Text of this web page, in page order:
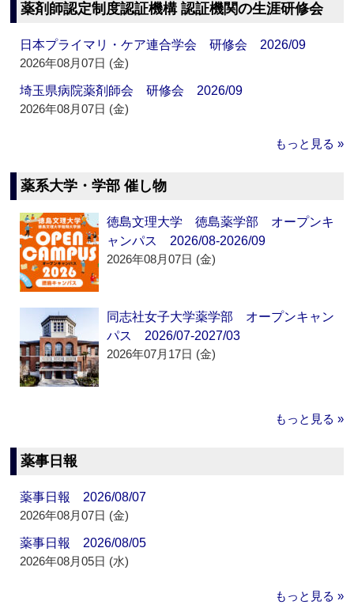
薬剤師認定制度認証機構 認証機関の生涯研修会
日本プライマリ・ケア連合学会 研修会 2026/09
2026年08月07日 (金)
埼玉県病院薬剤師会 研修会 2026/09
2026年08月07日 (金)
もっと見る »
薬系大学・学部 催し物
徳島文理大学 徳島薬学部 オープンキ
ャンパス 2026/08-2026/09
2026年08月07日 (金)
同志社女子大学薬学部 オープンキャン
パス 2026/07-2027/03
2026年07月17日 (金)
もっと見る »
薬事日報
薬事日報 2026/08/07
2026年08月07日 (金)
薬事日報 2026/08/05
2026年08月05日 (水)
もっと見る »